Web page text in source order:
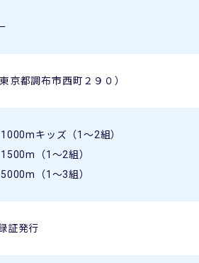
京都調布市西町２９０）
1000mキッズ（1～2組）
1500m（1～2組）
5000m（1～3組）
証発行